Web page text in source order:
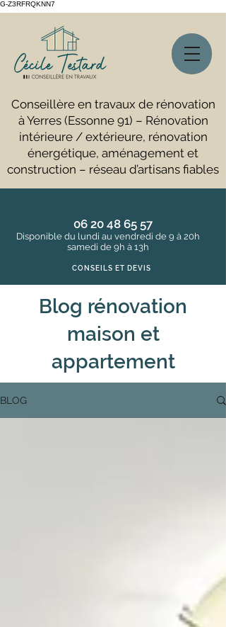
G-Z3RFRQKNN7
Conseillère en travaux de rénovation
à Yerres (Essonne 91) – Rénovation
intérieure / extérieure, rénovation
énergétique, aménagement et
construction – réseau d’artisans fiables
06 20 48 65 57
Disponible du lundi au vendredi de 9 à 20h
samedi de 9h à 13h
CONSEILS ET DEVIS
Blog rénovation
maison et
appartement
BLOG